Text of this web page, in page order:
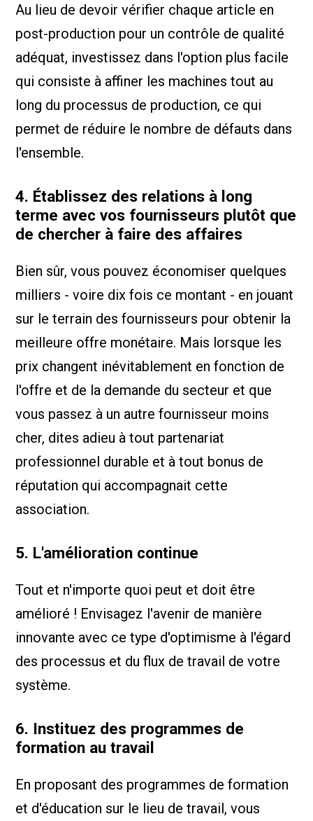
Au lieu de devoir vérifier chaque article en
post-production pour un contrôle de qualité
adéquat, investissez dans l'option plus facile
qui consiste à affiner les machines tout au
long du processus de production, ce qui
permet de réduire le nombre de défauts dans
l'ensemble.
4. Établissez des relations à long
terme avec vos fournisseurs plutôt que
de chercher à faire des affaires
Bien sûr, vous pouvez économiser quelques
milliers - voire dix fois ce montant - en jouant
sur le terrain des fournisseurs pour obtenir la
meilleure offre monétaire. Mais lorsque les
prix changent inévitablement en fonction de
l'offre et de la demande du secteur et que
vous passez à un autre fournisseur moins
cher, dites adieu à tout partenariat
professionnel durable et à tout bonus de
réputation qui accompagnait cette
association.
5. L'amélioration continue
Tout et n'importe quoi peut et doit être
amélioré ! Envisagez l'avenir de manière
innovante avec ce type d'optimisme à l'égard
des processus et du flux de travail de votre
système.
6. Instituez des programmes de
formation au travail
En proposant des programmes de formation
et d'éducation sur le lieu de travail, vous